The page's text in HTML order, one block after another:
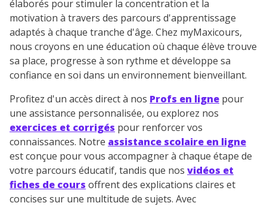
élaborés pour stimuler la concentration et la
motivation à travers des parcours d'apprentissage
adaptés à chaque tranche d'âge. Chez myMaxicours,
nous croyons en une éducation où chaque élève trouve
sa place, progresse à son rythme et développe sa
confiance en soi dans un environnement bienveillant.
Profitez d'un accès direct à nos Profs en ligne pour
une assistance personnalisée, ou explorez nos
exercices et corrigés pour renforcer vos
connaissances. Notre assistance scolaire en ligne
est conçue pour vous accompagner à chaque étape de
votre parcours éducatif, tandis que nos vidéos et
fiches de cours offrent des explications claires et
concises sur une multitude de sujets. Avec